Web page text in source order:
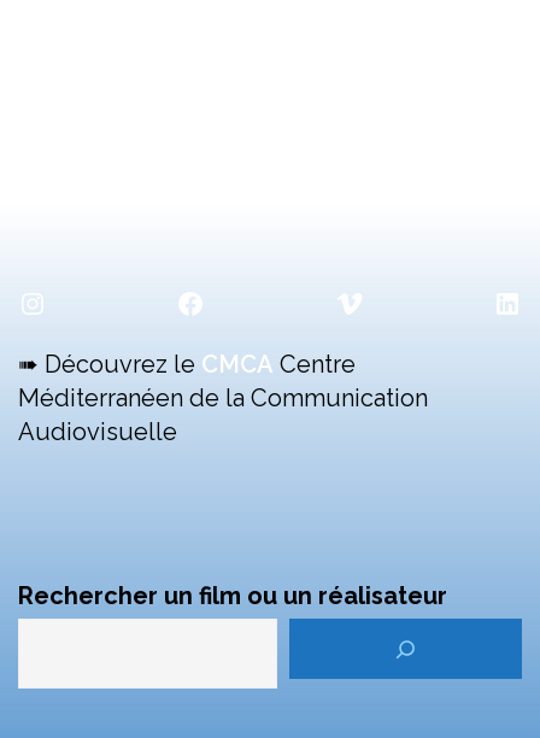
Instagram Facebook Vimeo
➠ Découvrez le CMCA Centre
Méditerranéen de la Communication
Audiovisuelle
Rechercher un film ou un réalisateur